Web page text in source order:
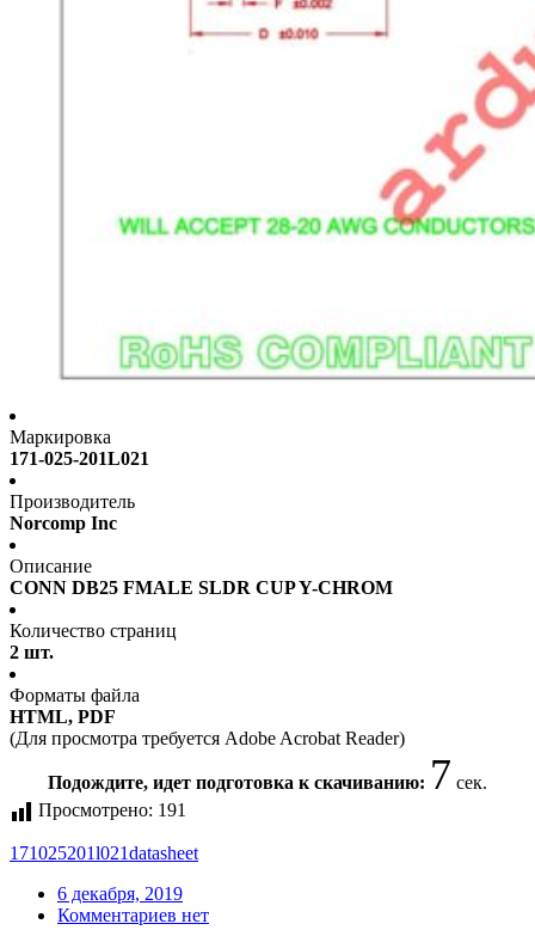
Маркировка
171-025-201L021
Производитель
Norcomp Inc
Описание
CONN DB25 FMALE SLDR CUP Y-CHROM
Количество страниц
2 шт.
Форматы файла
HTML, PDF
(Для просмотра требуется Adobe Acrobat Reader)
Подождите, идет подготовка к скачиванию: 6 сек.
Просмотрено: 191
171025201l021datasheet
6 декабря, 2019
Комментариев нет